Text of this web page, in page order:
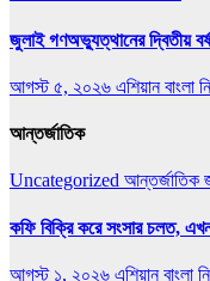
জুলাই গণঅভ্যুত্থানের দ্বিতীয়
আগস্ট ৫, ২০২৬ এশিয়ান বাংলা
আন্তর্জাতিক
Uncategorized আন্তর্জাতিক
কফি বিক্রি করে সংসার চলত,
আগস্ট ১, ২০২৬ এশিয়ান বাংলা